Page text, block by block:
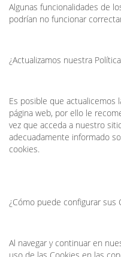
Algunas funcionalidades de
podrían no funcionar
¿Actualizamos nuestra
Es posible que actualicemos
página web, por ello le
vez que acceda a nuestro
adecuadamente informado
cookies.
¿Cómo puede configurar sus
Al navegar y continuar en
uso de las Cookies en las